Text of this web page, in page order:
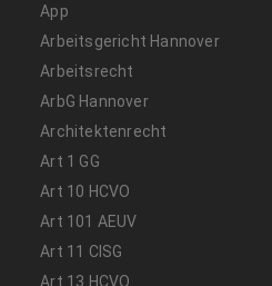
App
Arbeitsgericht Hannover
Arbeitsrecht
ArbG Hannover
Architektenrecht
Art 1 GG
Art 10 HCVO
Art 101 AEUV
Art 11 CISG
Art 13 HCVO